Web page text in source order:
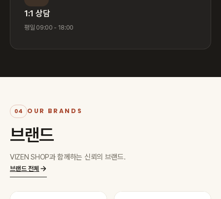
1:1 상담
평일 09:00 - 18:00
04 OUR BRANDS
브랜드
VIZEN SHOP과 함께하는 신뢰의 브랜드.
브랜드 전체